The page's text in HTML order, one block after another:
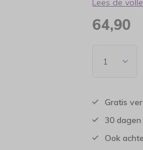
Lees de
64,90
Gratis
30
Ook